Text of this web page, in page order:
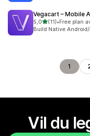
Vegacart – Mobile
5,0av 5 stjerner
(11)
Totalt 11 omtaler
•Free plan
Build Native
1
Vil du